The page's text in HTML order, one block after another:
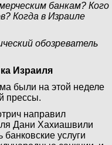
банкам? Кого
Когда в Израиле
обозреватель
Израиля
были на этой неделе
прессы.
направил
Дани Хахиашвили
услуги